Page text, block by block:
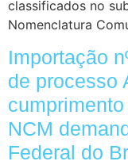
classificados no
Nomenclatura
Importação
de processo
NCM
Federal do